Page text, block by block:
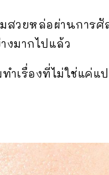
วยหล่อผ่านการ
งมากไปแล้ว
ำเรื่องที่ไม่ใช่แค่